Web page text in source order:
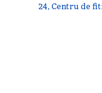
24, Centru de